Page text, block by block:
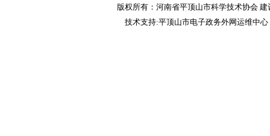
版权所有：河南省平顶山市科学技术协会
技术支持:平顶山市电子政务外网运维中心